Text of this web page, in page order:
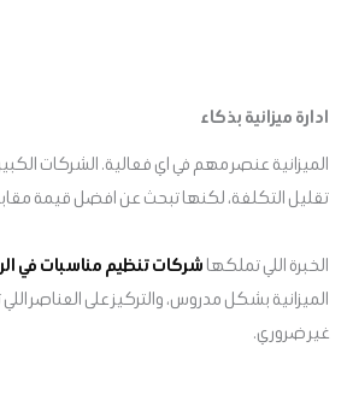
ادارة ميزانية بذكاء
الميزانية عنصر مهم في اي فعالية. الشركات
تقليل التكلفة، لكنها تبحث عن افضل قيمة
الخبرة اللي تملكها شركات تنظيم مناسبات في
الميزانية بشكل مدروس، والتركيز على العناصر
غير ضروري.